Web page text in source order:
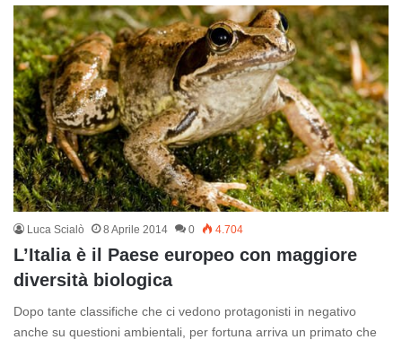
Luca Scialò 8 Aprile 2014 0 4.704
L’Italia è il Paese europeo con maggiore
diversità biologica
Dopo tante classifiche che ci vedono protagonisti in negativo
anche su questioni ambientali, per fortuna arriva un primato che